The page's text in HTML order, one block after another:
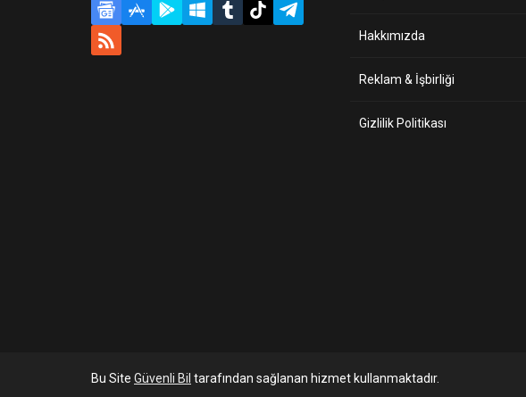
Hakkımızda
Reklam & İşbirliği
Gizlilik Politikası
Bu Site Güvenli Bil tarafından sağlanan hizmet kullanmaktadır.